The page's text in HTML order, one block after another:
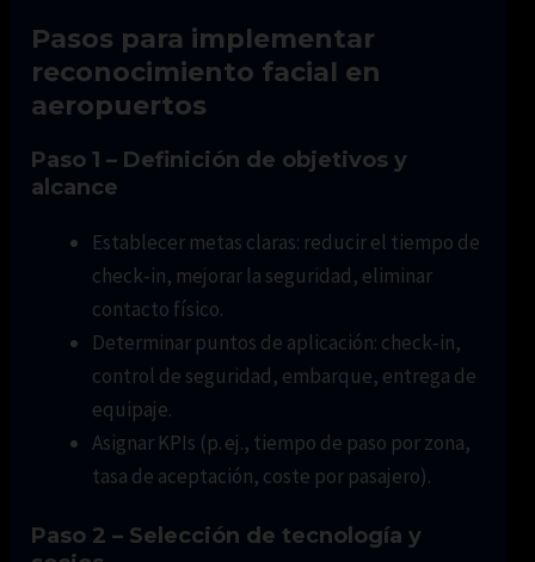
Pasos para implementar
reconocimiento facial en
aeropuertos
Paso 1 – Definición de objetivos y
alcance
Establecer metas claras: reducir el tiempo de
check‑in, mejorar la seguridad, eliminar
contacto físico.
Determinar puntos de aplicación: check‑in,
control de seguridad, embarque, entrega de
equipaje.
Asignar KPIs (p. ej., tiempo de paso por zona,
tasa de aceptación, coste por pasajero).
Paso 2 – Selección de tecnología y